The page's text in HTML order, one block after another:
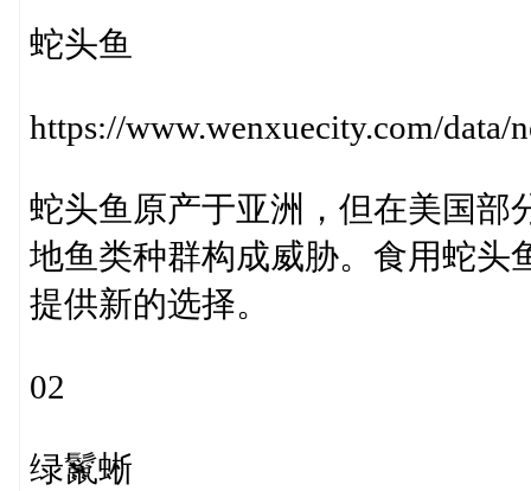
蛇头鱼
https://www.wenxuecity.com/data/
蛇头鱼原产于亚洲，但在美国部
地鱼类种群构成威胁。食用蛇头
提供新的选择。
02
绿鬣蜥